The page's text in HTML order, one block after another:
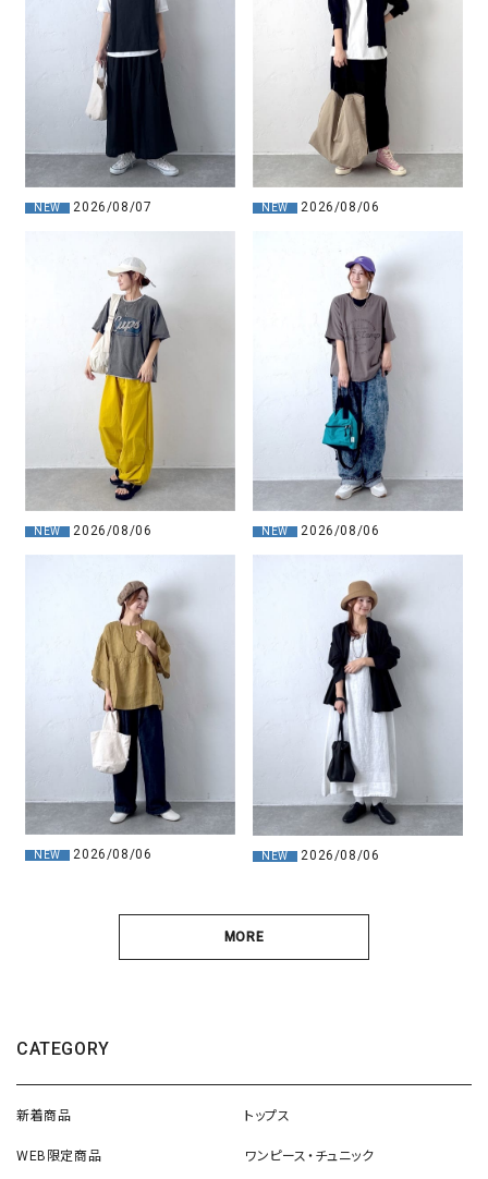
NEW 2026/08/07 NEW 2026/08/06
NEW 2026/08/06 NEW 2026/08/06
NEW 2026/08/06 NEW 2026/08/06
MORE
CATEGORY
新着商品
WEB限定商品
トップス
ワンピース・チュニック